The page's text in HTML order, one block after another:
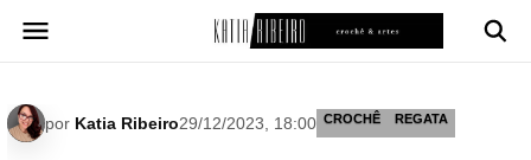
para
por Katia Ribeiro29/12/2023, 18:00 CROCHÊ REGATA